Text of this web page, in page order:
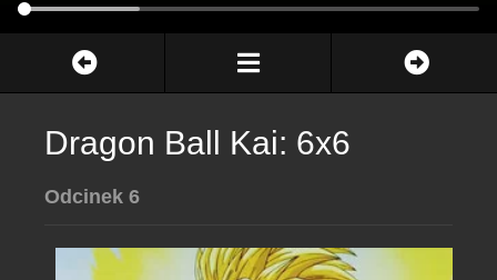
Dragon Ball Kai: 6x6
Odcinek 6